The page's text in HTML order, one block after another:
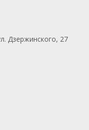
Дзержинского, 27